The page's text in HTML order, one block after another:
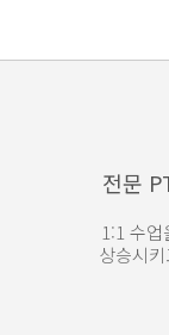
전문
1:1 수
상승시